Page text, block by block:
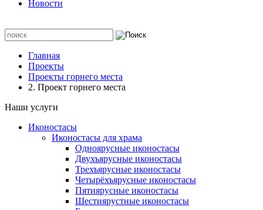
Новости
Главная
Проекты
Проекты горнего места
2. Проект горнего места
Наши услуги
Иконостасы
Иконостасы для храма
Одноярусные иконостасы
Двухъярусные иконостасы
Трехъярусные иконостасы
Четырёхъярусные иконостасы
Пятиярусные иконостасы
Шестиярустные иконостасы